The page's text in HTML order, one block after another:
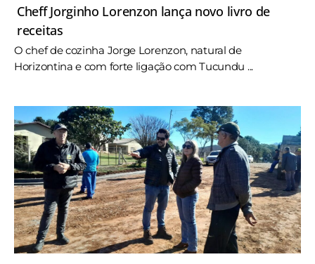
Cheff Jorginho Lorenzon lança novo livro de
receitas
O chef de cozinha Jorge Lorenzon, natural de
Horizontina e com forte ligação com Tucundu ...